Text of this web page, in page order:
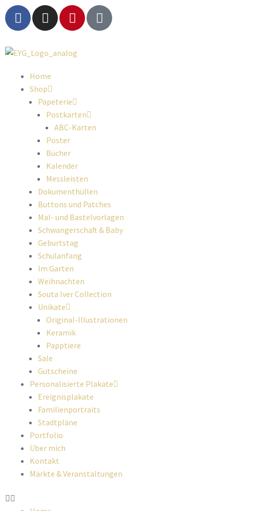
Home
Shop
Papeterie
Postkarten
ABC-Karten
Poster
Bücher
Kalender
Messleisten
Dokumenthüllen
Buttons und Patches
Mal- und Bastelvorlagen
Schwangerschaft & Baby
Geburtstag
Schulanfang
Im Garten
Weihnachten
Souta Iver Collection
Unikate
Original-Illustrationen
Keramik
Papptiere
Sale
Gutscheine
Personalisierte Plakate
Ereignisplakate
Familienportraits
Stadtpläne
Portfolio
Über mich
Kontakt
Märkte & Veranstaltungen